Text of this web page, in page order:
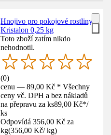
Hnojivo pro pokojové rostliny
Kristalon 0,25 kg
Toto zboží zatím nikdo
nehodnotil.
(0)
cenu — 89,00 Kč * Všechny
ceny vč. DPH a bez nákladů
na přepravu za ks89,00 Kč*/
ks
Odpovídá 356,00 Kč za
kg(356,00 Kč/ kg)